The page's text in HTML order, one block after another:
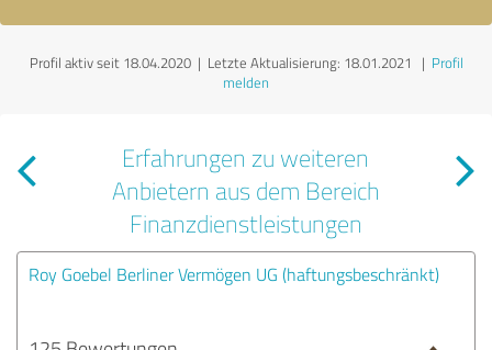
Profil aktiv seit 18.04.2020 | Letzte Aktualisierung: 18.01.2021 | Profil
melden
Erfahrungen zu weiteren
Anbietern aus dem Bereich
Finanzdienstleistungen
Roy Goebel Berliner Vermögen UG (haftungsbeschränkt)